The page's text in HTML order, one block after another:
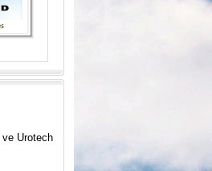
ve Urotech